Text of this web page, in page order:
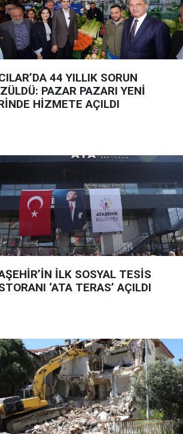
44 YILLIK SORUN
PAZAR PAZARI YENİ
HİZMETE AÇILDI
İLK SOSYAL TESİS
‘ATA TERAS’ AÇILDI